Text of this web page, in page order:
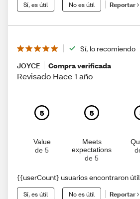
Sí, es útil No es útil Reportar
Sí, lo recomiendo
JOYCE
Compra verificada
Revisado Hace 1 año
5
Value
de 5
5
Meets
expectations
de 5
{{userCount} usuarios encontraron
Sí, es útil No es útil Reportar